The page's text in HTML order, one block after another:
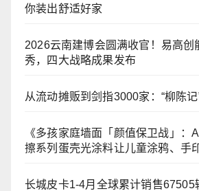
你装出舒适好家
2026云南建博会圆满收官！易高创
秀，四大战略成果发布
从流动摊贩到剑指3000家：“柳陈
《多孩家庭墙面「颜值保卫战」：
擦系列蛋壳光涂料让儿童涂鸦、手
长城皮卡1-4月全球累计销售67505